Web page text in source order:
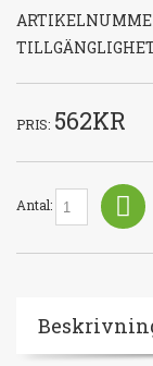
PRIS: 562KR
Antal: